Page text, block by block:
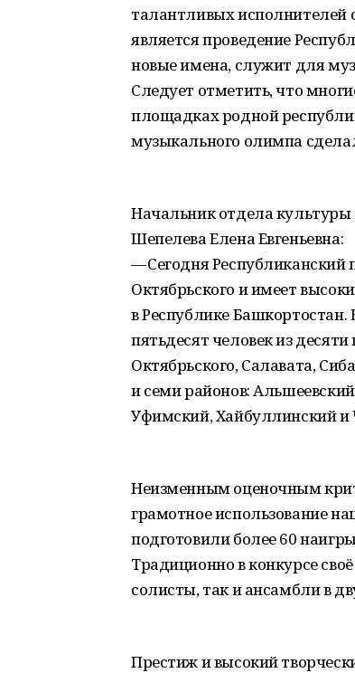
талантливых
является проведение
новые имена, служит для
Следует отметить, что
площадках родной
музыкального олимпа
Начальник отдела культуры
Шепелева Елена Евгеньевна:
— Сегодня Республиканский
Октябрьского и имеет
в Республике
пятьдесят человек из
Октябрьского, Салавата,
и семи районов:
Уфимский, Хайбуллинский и
Неизменным оценочным
грамотное использование
подготовили более 60
Традиционно в конкурсе
солисты, так и ансамбли в
Престиж и высокий